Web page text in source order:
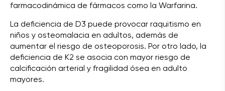
farmacodinámica de fármacos como la Warfarina.
La deficiencia de D3 puede provocar raquitismo en
niños y osteomalacia en adultos, además de
aumentar el riesgo de osteoporosis. Por otro lado, la
deficiencia de K2 se asocia con mayor riesgo de
calcificación arterial y fragilidad ósea en adulto
mayores.